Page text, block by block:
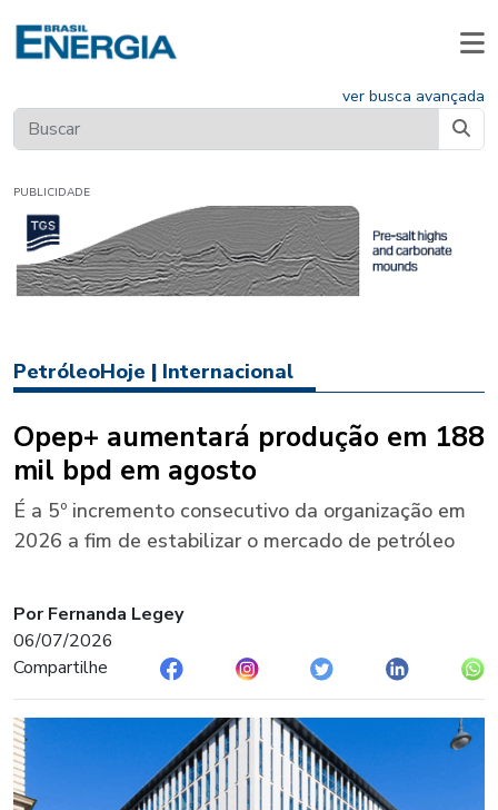
ver busca avançada
PUBLICIDADE
PetróleoHoje | Internacional
Opep+ aumentará produção em 188
mil bpd em agosto
É a 5º incremento consecutivo da organização em
2026 a fim de estabilizar o mercado de petróleo
Por Fernanda Legey
06/07/2026
Compartilhe